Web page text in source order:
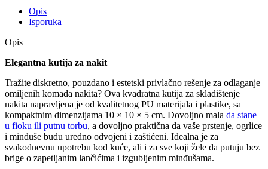
Opis
Isporuka
Opis
Elegantna kutija za nakit
Tražite diskretno, pouzdano i estetski privlačno rešenje za odlaganje
omiljenih komada nakita? Ova kvadratna kutija za skladištenje
nakita napravljena je od kvalitetnog PU materijala i plastike, sa
kompaktnim dimenzijama 10 × 10 × 5 cm. Dovoljno mala da stane
u fioku ili putnu torbu, a dovoljno praktična da vaše prstenje, ogrlice
i minđuše budu uredno odvojeni i zaštićeni. Idealna je za
svakodnevnu upotrebu kod kuće, ali i za sve koji žele da putuju bez
brige o zapetljanim lančićima i izgubljenim minđušama.